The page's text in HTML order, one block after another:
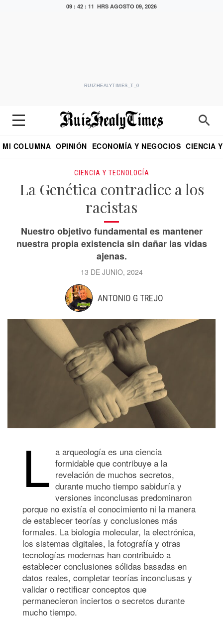
09 : 42 : 12 HRS AGOSTO 09, 2026
RUIZHEALYTIMES_T_0
MI COLUMNA OPINIÓN ECONOMÍA Y NEGOCIOS CIENCIA
CIENCIA Y TECNOLOGÍA
La Genética contradice a los
racistas
Nuestro objetivo fundamental es mantener
nuestra propia existencia sin dañar las vidas
ajenas.
13 DE JUNIO, 2024
ANTONIO G TREJO
L a arqueología es una ciencia
formidable que contribuye a la
revelación de muchos secretos,
durante mucho tiempo sabiduría y
versiones inconclusas predominaron
porque no existía el conocimiento ni la manera
de establecer teorías y conclusiones más
formales. La biología molecular, la electrónica,
los sistemas digitales, la fotografía y otras
tecnologías modernas han contribuido a
establecer conclusiones sólidas basadas en
datos reales, completar teorías inconclusas y
validar o rectificar conceptos que
permanecieron inciertos o secretos durante
mucho tiempo.